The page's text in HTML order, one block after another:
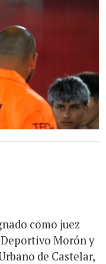
como juez
Morón y
de Castelar,